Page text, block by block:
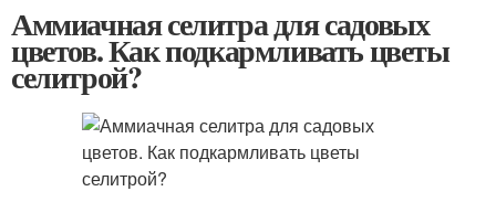
Аммиачная селитра для садовых
цветов. Как подкармливать цветы
селитрой?